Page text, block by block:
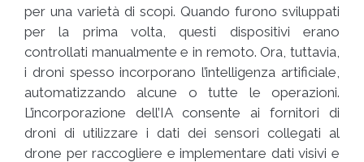
per una varietà di scopi. Quando furono sviluppati
per la prima volta, questi dispositivi erano
controllati manualmente e in remoto. Ora, tuttavia,
i droni spesso incorporano l’intelligenza artificiale,
automatizzando alcune o tutte le operazioni.
L’incorporazione dell’IA consente ai fornitori di
droni di utilizzare i dati dei sensori collegati al
drone per raccogliere e implementare dati visivi e